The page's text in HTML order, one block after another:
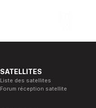
SATELLITES
Liste des satellites
Forum réception satellite